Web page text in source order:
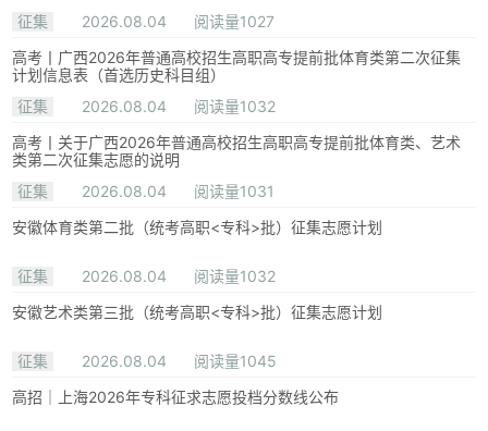
征集
2026.08.04
阅读量1027
高考丨广西2026年普通高校招生高职高专提前批体育类第二次征集
计划信息表（首选历史科目组）
征集
2026.08.04
阅读量1032
高考丨关于广西2026年普通高校招生高职高专提前批体育类、艺术
类第二次征集志愿的说明
征集
2026.08.04
阅读量1031
安徽体育类第二批（统考高职<专科>批）征集志愿计划
征集 2026.08.04
阅读量1032
安徽艺术类第三批（统考高职<专科>批）征集志愿计划
征集 2026.08.04
阅读量1045
高招｜上海2026年专科征求志愿投档分数线公布